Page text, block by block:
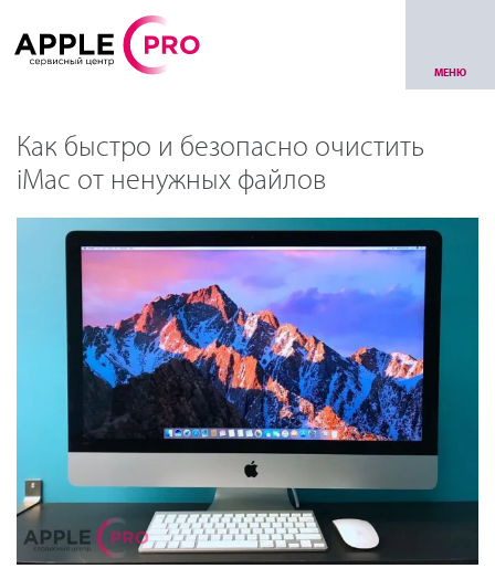
МЕНЮ
Как быстро и безопасно очистить
iMac от ненужных файлов